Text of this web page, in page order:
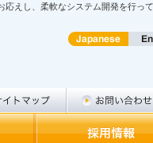
えし、柔軟なシステム開発を行って